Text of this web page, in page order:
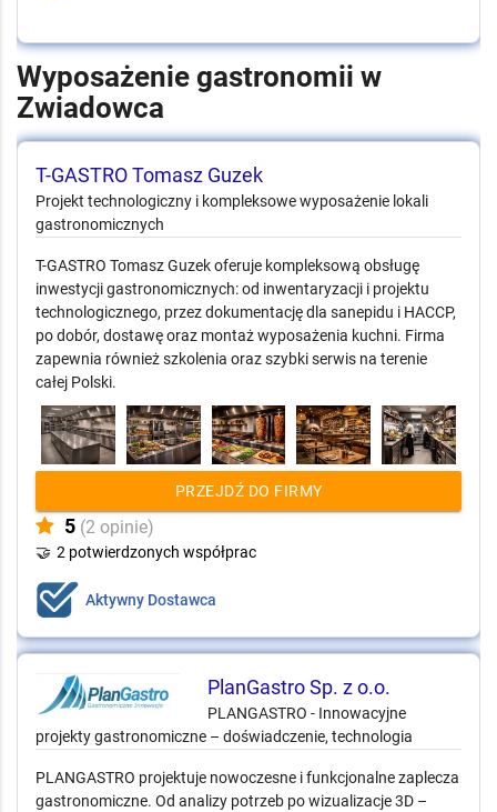
Wyposażenie gastronomii w
Zwiadowca
T-GASTRO Tomasz Guzek
Projekt technologiczny i kompleksowe wyposażenie lokali
gastronomicznych
T-GASTRO Tomasz Guzek oferuje kompleksową obsługę
inwestycji gastronomicznych: od inwentaryzacji i projektu
technologicznego, przez dokumentację dla sanepidu i HACCP,
po dobór, dostawę oraz montaż wyposażenia kuchni. Firma
zapewnia również szkolenia oraz szybki serwis na terenie
całej Polski.
PRZEJDŹ DO FIRMY
5 (2 opinie)
🤝 2 potwierdzonych współprac
Aktywny Dostawca
PlanGastro Sp. z o.o.
PLANGASTRO - Innowacyjne
projekty gastronomiczne – doświadczenie, technologia
PLANGASTRO projektuje nowoczesne i funkcjonalne zaplecza
gastronomiczne. Od analizy potrzeb po wizualizacje 3D –